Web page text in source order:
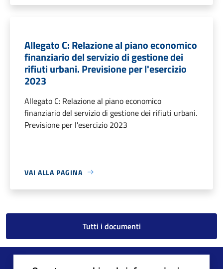
Allegato C: Relazione al piano economico
finanziario del servizio di gestione dei
rifiuti urbani. Previsione per l'esercizio
2023
Allegato C: Relazione al piano economico
finanziario del servizio di gestione dei rifiuti urbani.
Previsione per l'esercizio 2023
VAI ALLA PAGINA
Tutti i documenti